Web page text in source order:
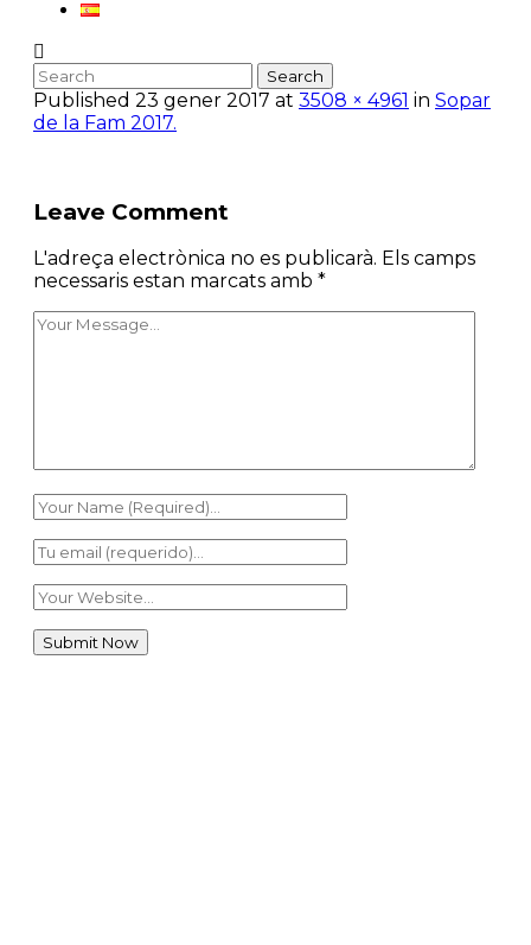
Published 23 gener 2017 at 3508 × 4961 in Sopar
de la Fam 2017.
Leave Comment
L'adreça electrònica no es publicarà. Els camps
necessaris estan marcats amb *